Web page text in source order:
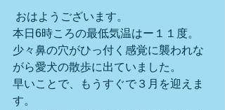
おはようございます。
本日6時ころの最低気温はー１１度。
少々鼻の穴がひっ付く感覚に襲われな
がら愛犬の散歩に出ていました。
早いことで、もうすぐで３月を迎えま
す。